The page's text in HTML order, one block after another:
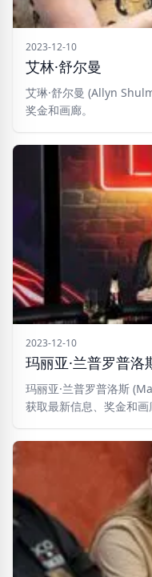
2023-12-10
艾林·舒尔曼
艾琳·舒尔曼 (Allyn
奖金和画廊。
2023-12-10
玛丽亚·兰普罗普洛
玛丽亚·兰普罗普洛斯
获取最新信息、奖金和画